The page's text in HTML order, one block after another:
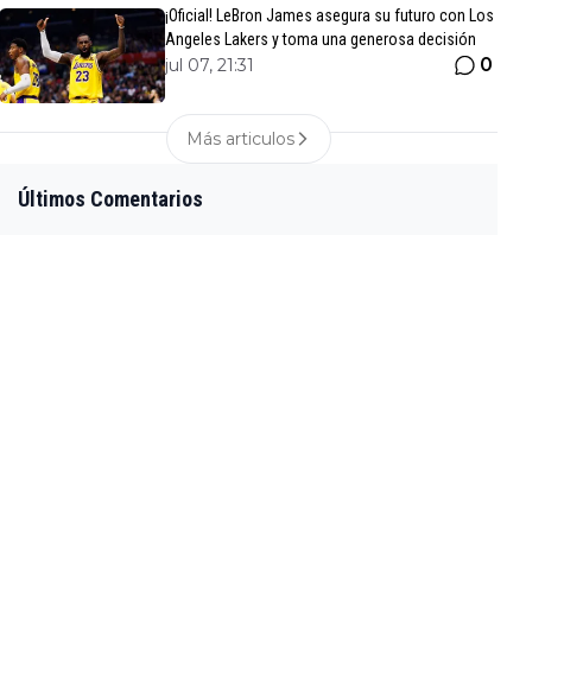
¡Oficial! LeBron James asegura su futuro con Los
Angeles Lakers y toma una generosa decisión
jul 07, 21:31 0
Más articulos
Últimos Comentarios